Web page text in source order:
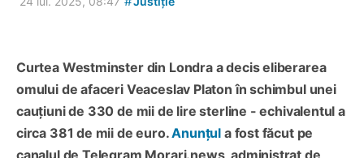
Curtea Westminster din Londra a decis eliberarea
omului de afaceri Veaceslav Platon în schimbul unei
cauțiuni de 330 de mii de lire sterline - echivalentul a
circa 381 de mii de euro.Anunțul a fost făcut pe
canalul de Telegram Morari.news, administrat de